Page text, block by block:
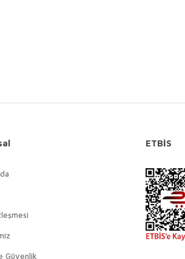
Güvenlik
ETBİS